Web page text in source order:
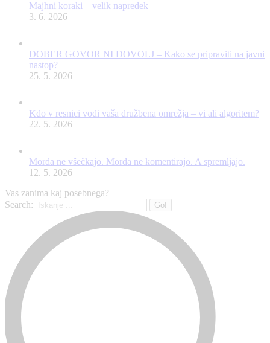
Majhni koraki – velik napredek
3. 6. 2026
DOBER GOVOR NI DOVOLJ – Kako se pripraviti na javni
nastop?
25. 5. 2026
Kdo v resnici vodi vaša družbena omrežja – vi ali algoritem?
22. 5. 2026
Morda ne všečkajo. Morda ne komentirajo. A spremljajo.
12. 5. 2026
Vas zanima kaj posebnega?
Search: